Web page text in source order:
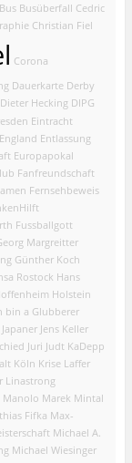
Bus Busüberfall Cedric
Christian Fiel
Corona
Dauerkarte Derby
Dieter Hecking DIPG
Eintracht
England Entlassung
Europapokal
Fanfreundschaft
Fernsehbeweis
Fussballgott
Margreitter
Günther Koch
Rostock Hans
Holstein
bin a Glubberer
Japaner Jens Keller
Juri Judt KaDepp
Köln Krise Laffer
Linastrong
Manolo Marek Mintal
Fifka Max-
Michael A.
Michael Wiesinger